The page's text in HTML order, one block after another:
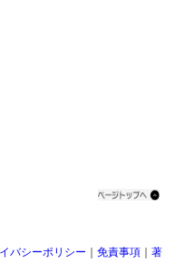
バシーポリシー ｜ 免責事項 ｜ 著